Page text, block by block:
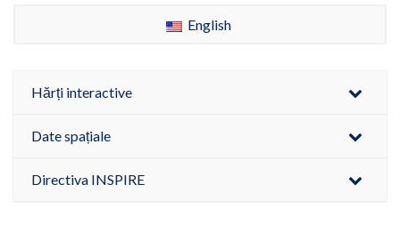
English
Hărți interactive
Date spațiale
Directiva INSPIRE